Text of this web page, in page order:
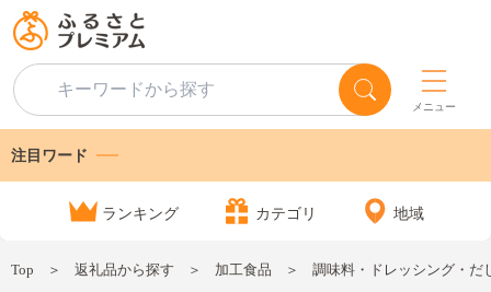
メニュー
注目ワード
ランキング カテゴリ 地域
Top 返礼品から探す 加工食品 調味料・ドレッシング・だ